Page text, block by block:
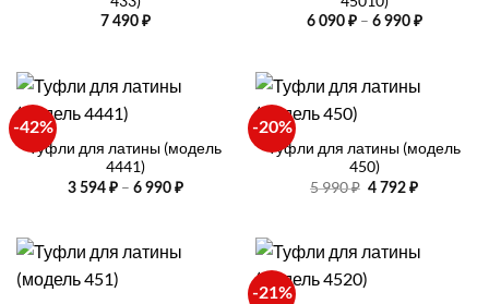
7 490 ₽ 6 090 ₽ – 6 990 ₽Диапазон
-42%
Туфли для латины (модель
4441)
3 594 ₽ – 6 990 ₽Диапазон
-20%
Туфли для латины (модель
450)
5 990₽ Первоначальная
4 792₽Текущая
-21%